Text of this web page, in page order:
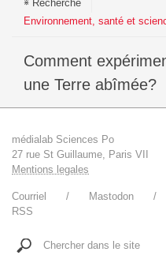
Recherche
Environnement, santé et
Comment expérimenter et enquêter sur
une Terre abîmée?
médialab Sciences Po
27 rue St Guillaume, Paris VII
Mentions legales
Courriel Mastodon
RSS
Chercher dans le site